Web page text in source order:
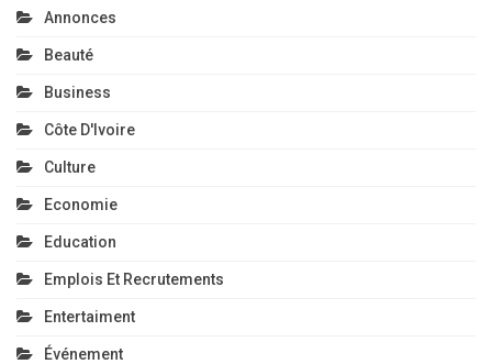
Annonces
Beauté
Business
Côte D'Ivoire
Culture
Economie
Education
Emplois Et Recrutements
Entertaiment
Événement